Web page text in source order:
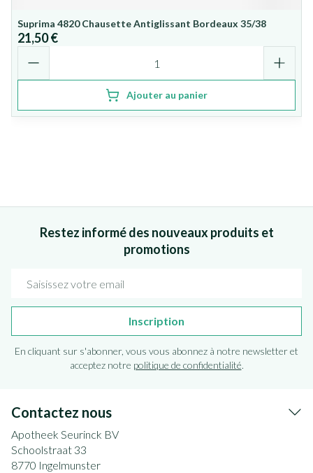
Suprima 4820 Chausette Antiglissant Bordeaux 35/38
21,50 €
Ajouter au panier
Restez informé des nouveaux produits et
promotions
Inscription
En cliquant sur s'abonner, vous vous abonnez à notre newsletter et
acceptez notre politique de confidentialité.
Contactez nous
Apotheek Seurinck BV
Schoolstraat 33
8770 Ingelmunster